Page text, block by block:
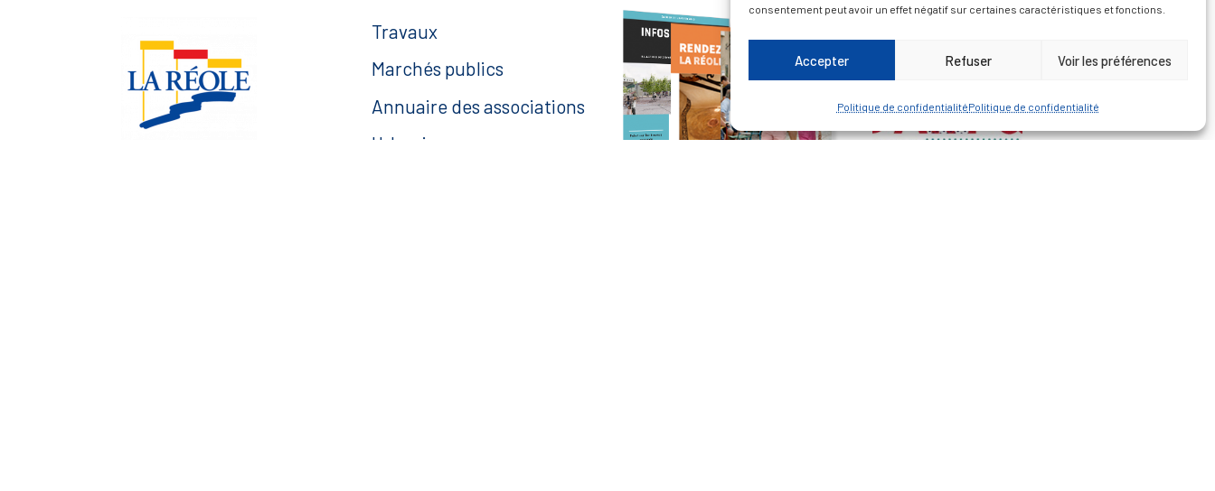
consentement peut avoir un effet négatif sur certaines caractéristiques et fonctions.
Accepter Refuser Voir les préférences
Politique de confidentialitéPolitique de confidentialité
Travaux
Marchés publics
Annuaire des associations
Urbanisme